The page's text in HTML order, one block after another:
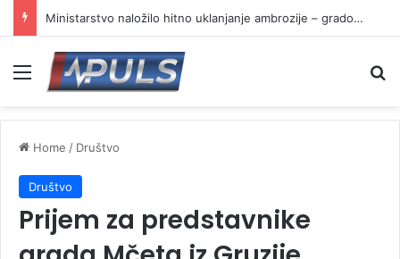
Ministarstvo naložilo hitno uklanjanje ambrozije – gradovi i opštine u obavezi da reaguju
Menu
Home / Društvo
Društvo
Prijem za predstavnike